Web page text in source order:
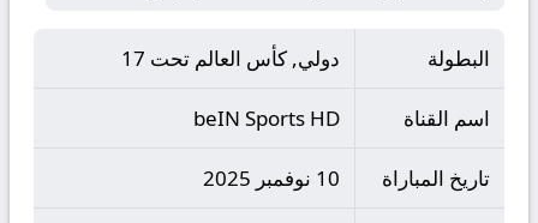
البطولة دولي, كأس العالم تحت 17
اسم القناة beIN Sports HD
تاريخ المباراة 10 نوفمبر 2025